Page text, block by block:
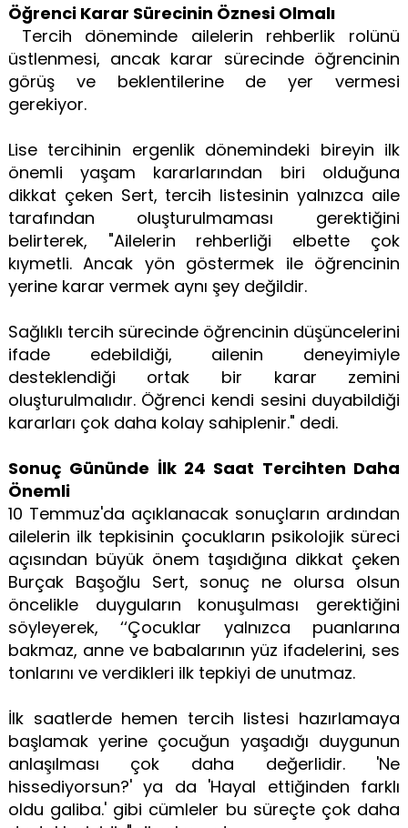
Öğrenci Karar Sürecinin Öznesi Olmalı
Tercih döneminde ailelerin rehberlik rolünü
üstlenmesi, ancak karar sürecinde öğrencinin
görüş ve beklentilerine de yer vermesi
gerekiyor.
Lise tercihinin ergenlik dönemindeki bireyin ilk
önemli yaşam kararlarından biri olduğuna
dikkat çeken Sert, tercih listesinin yalnızca aile
tarafından oluşturulmaması gerektiğini
belirterek, "Ailelerin rehberliği elbette çok
kıymetli. Ancak yön göstermek ile öğrencinin
yerine karar vermek aynı şey değildir.
Sağlıklı tercih sürecinde öğrencinin düşüncelerini
ifade edebildiği, ailenin deneyimiyle
desteklendiği ortak bir karar zemini
oluşturulmalıdır. Öğrenci kendi sesini duyabildiği
kararları çok daha kolay sahiplenir." dedi.
Sonuç Gününde İlk 24 Saat Tercihten Daha
Önemli
10 Temmuz'da açıklanacak sonuçların ardından
ailelerin ilk tepkisinin çocukların psikolojik süreci
açısından büyük önem taşıdığına dikkat çeken
Burçak Başoğlu Sert, sonuç ne olursa olsun
öncelikle duyguların konuşulması gerektiğini
söyleyerek, ‘‘Çocuklar yalnızca puanlarına
bakmaz, anne ve babalarının yüz ifadelerini, ses
tonlarını ve verdikleri ilk tepkiyi de unutmaz.
İlk saatlerde hemen tercih listesi hazırlamaya
başlamak yerine çocuğun yaşadığı duygunun
anlaşılması çok daha değerlidir. 'Ne
hissediyorsun?' ya da 'Hayal ettiğinden farklı
oldu galiba.' gibi cümleler bu süreçte çok daha